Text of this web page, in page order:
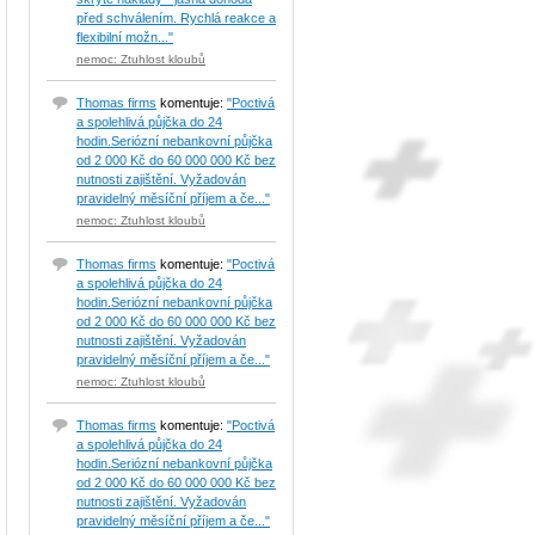
před schválením. Rychlá reakce a
flexibilní možn..."
nemoc: Ztuhlost kloubů
Thomas firms komentuje: "Poctivá
a spolehlivá půjčka do 24
hodin.Seriózní nebankovní půjčka
od 2 000 Kč do 60 000 000 Kč bez
nutnosti zajištění. Vyžadován
pravidelný měsíční příjem a če..."
nemoc: Ztuhlost kloubů
Thomas firms komentuje: "Poctivá
a spolehlivá půjčka do 24
hodin.Seriózní nebankovní půjčka
od 2 000 Kč do 60 000 000 Kč bez
nutnosti zajištění. Vyžadován
pravidelný měsíční příjem a če..."
nemoc: Ztuhlost kloubů
Thomas firms komentuje: "Poctivá
a spolehlivá půjčka do 24
hodin.Seriózní nebankovní půjčka
od 2 000 Kč do 60 000 000 Kč bez
nutnosti zajištění. Vyžadován
pravidelný měsíční příjem a če..."